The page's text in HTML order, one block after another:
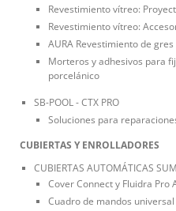
Revestimiento vítreo:
Revestimiento vítreo:
AURA Revestimiento de
Morteros y adhesivos para
porcelánico
SB-POOL - CTX PRO
Soluciones para
CUBIERTAS Y ENROLLADORES
CUBIERTAS AUTOMÁTICAS
Cover Connect y Fluidra Pro
Cuadro de mandos universal